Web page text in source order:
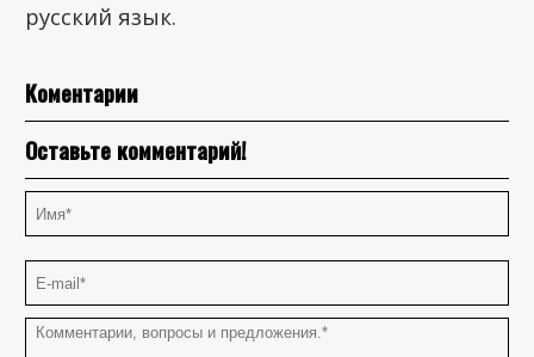
русский язык.
Коментарии
Оставьте комментарий!